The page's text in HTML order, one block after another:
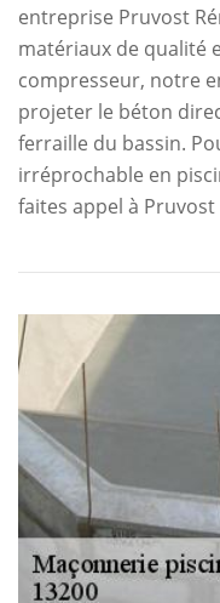
entreprise Pruvost
matériaux de qualité
compresseur, notre
projeter le béton
ferraille du bassin.
irréprochable en
faites appel à